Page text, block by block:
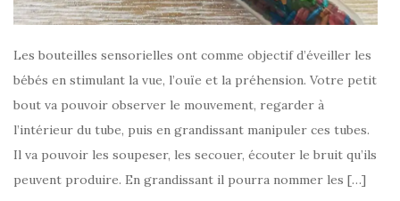
Les bouteilles sensorielles ont comme objectif d’éveiller les
bébés en stimulant la vue, l’ouïe et la préhension. Votre petit
bout va pouvoir observer le mouvement, regarder à
l’intérieur du tube, puis en grandissant manipuler ces tubes.
Il va pouvoir les soupeser, les secouer, écouter le bruit qu’ils
peuvent produire. En grandissant il pourra nommer les […]